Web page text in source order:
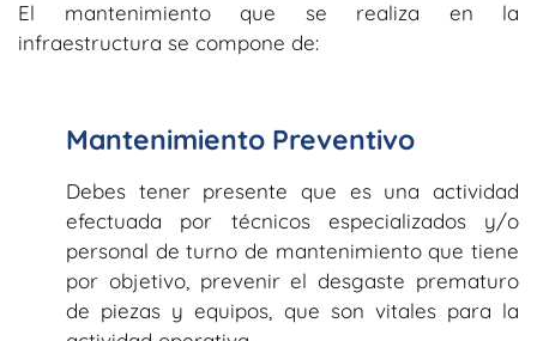
El mantenimiento que se realiza en la
infraestructura se compone de:
Mantenimiento Preventivo
Debes tener presente que es una actividad
efectuada por técnicos especializados y/o
personal de turno de mantenimiento que tiene
por objetivo, prevenir el desgaste prematuro
de piezas y equipos, que son vitales para la